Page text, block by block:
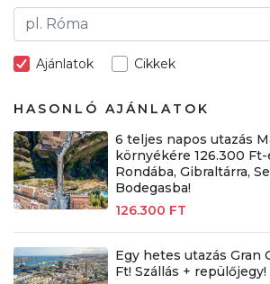
Ajánlatok Cikkek
HASONLÓ AJÁNLATOK
6 teljes napos utazás
környékére 126.300
Rondába, Gibraltárra,
Bodegasba!
126.300 FT
Egy hetes utazás Gran
Ft! Szállás + repülőjegy!